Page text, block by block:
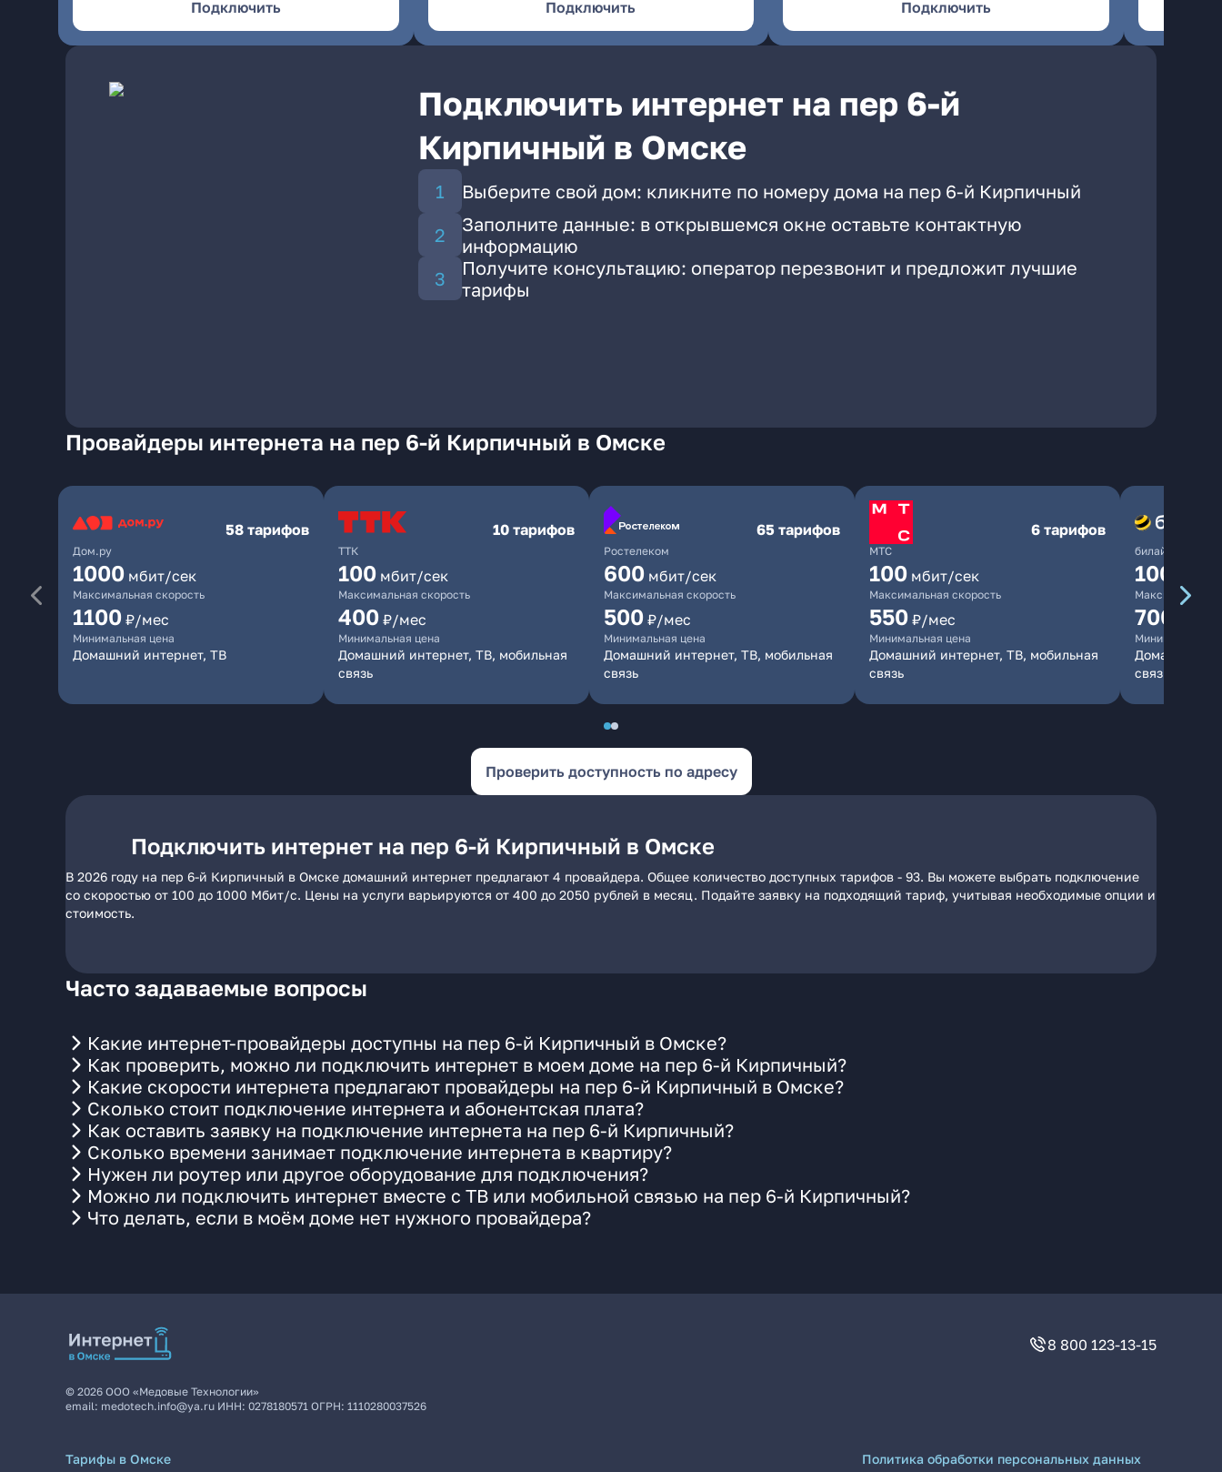
Подключить Подключить Подключить
Подключить интернет на пер 6-й
Кирпичный в Омске
Выберите свой дом: кликните по номеру дома на пер 6-й Кирпичный
Заполните данные: в открывшемся окне оставьте контактную
информацию
Получите консультацию: оператор перезвонит и предложит лучшие
тарифы
Провайдеры интернета на пер 6-й Кирпичный в Омске
Дом.ру
58 тарифов
1000 мбит/сек
Максимальная скорость
1100 ₽/мес
Минимальная цена
Домашний интернет, ТВ
ТТК
10 тарифов
100 мбит/сек
Максимальная скорость
400 ₽/мес
Минимальная цена
Домашний интернет, ТВ, мобильная
связь
Ростелеком
65 тарифов
600 мбит/сек
Максимальная скорость
500 ₽/мес
Минимальная цена
Домашний интернет, ТВ, мобильная
связь
МТС
6 тарифов
100 мбит/сек
Максимальная скорость
550 ₽/мес
Минимальная цена
Домашний интернет, ТВ, мобильная
связь
билайн
1000
Максимальная
700
Минимальная
Домашний
связь
Проверить доступность по адресу
Подключить интернет на пер 6-й Кирпичный в Омске
В 2026 году на пер 6-й Кирпичный в Омске домашний интернет предлагают 4 провайдера. Общее количество доступных тарифов - 93. Вы можете выбрать подключение
со скоростью от 100 до 1000 Мбит/с. Цены на услуги варьируются от 400 до 2050 рублей в месяц. Подайте заявку на подходящий тариф, учитывая необходимые опции и
стоимость.
Часто задаваемые вопросы
Какие интернет-провайдеры доступны на пер 6-й Кирпичный в Омске?
Как проверить, можно ли подключить интернет в моем доме на пер 6-й Кирпичный?
Какие скорости интернета предлагают провайдеры на пер 6-й Кирпичный в Омске?
Сколько стоит подключение интернета и абонентская плата?
Как оставить заявку на подключение интернета на пер 6-й Кирпичный?
Сколько времени занимает подключение интернета в квартиру?
Нужен ли роутер или другое оборудование для подключения?
Можно ли подключить интернет вместе с ТВ или мобильной связью на пер 6-й Кирпичный?
Что делать, если в моём доме нет нужного провайдера?
8 800 123-13-15
© 2026 ООО «Медовые Технологии»
email: medotech.info@ya.ru ИНН: 0278180571 ОГРН: 1110280037526
Тарифы в Омске
Политика обработки персональных данных